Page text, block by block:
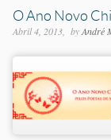
O Ano Novo
Abril 4, 2013 byAndré